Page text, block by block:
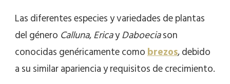
Las diferentes especies y variedades de plantas
del género Calluna,EricayDaboeciason
conocidas genéricamente comobrezos, debido
a su similar apariencia y requisitos de crecimiento.